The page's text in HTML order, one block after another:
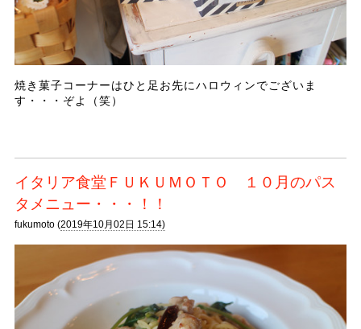
焼き菓子コーナーはひと足お先にハロウィンでございま
す・・・ぞよ（笑）
イタリア食堂ＦＵＫＵＭＯＴＯ １０月のパス
タメニュー・・・！！
fukumoto (2019年10月02日 15:14)